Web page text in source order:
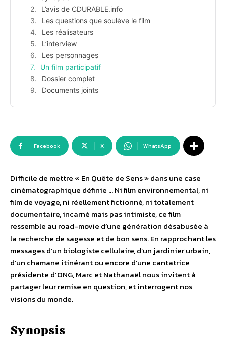
L’avis de CDURABLE.info
Les questions que soulève le film
Les réalisateurs
L’interview
Les personnages
Un film participatif
Dossier complet
Documents joints
Facebook X WhatsApp
Difficile de mettre « En Quête de Sens » dans une case
cinématographique définie … Ni film environnemental, ni
film de voyage, ni réellement fictionné, ni totalement
documentaire, incarné mais pas intimiste, ce film
ressemble au road-movie d’une génération désabusée à
la recherche de sagesse et de bon sens. En rapprochant les
messages d’un biologiste cellulaire, d’un jardinier urbain,
d’un chamane itinérant ou encore d’une cantatrice
présidente d’ONG, Marc et Nathanaël nous invitent à
partager leur remise en question, et interrogent nos
visions du monde.
Synopsis